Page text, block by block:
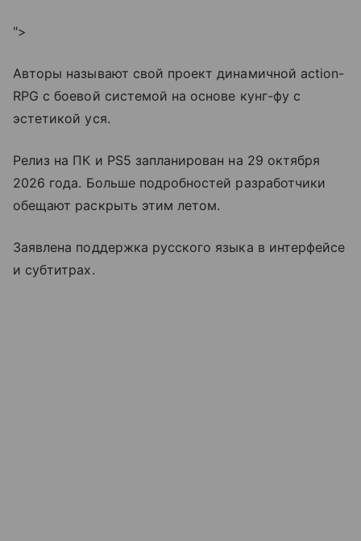
">
Авторы называют свой проект динамичной action-
RPG с боевой системой на основе кунг-фу с
эстетикой уся.
Релиз на ПК и PS5 запланирован на 29 октября
2026 года. Больше подробностей разработчики
обещают раскрыть этим летом.
Заявлена поддержка русского языка в интерфейсе
и субтитрах.